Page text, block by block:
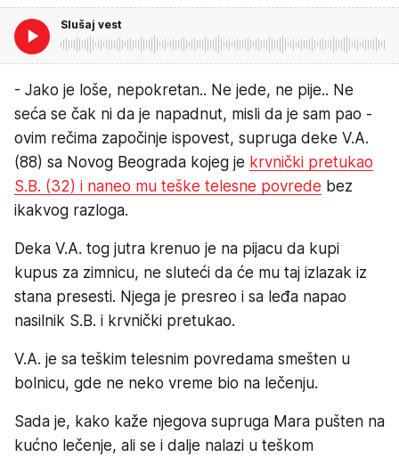
Slušaj vest
- Jako je loše, nepokretan.. Ne jede, ne pije.. Ne
seća se čak ni da je napadnut, misli da je sam pao -
ovim rečima započinje ispovest, supruga deke V.A.
(88) sa Novog Beograda kojeg je krvnički pretukao
S.B. (32) i naneo mu teške telesne povrede bez
ikakvog razloga.
Deka V.A. tog jutra krenuo je na pijacu da kupi
kupus za zimnicu, ne sluteći da će mu taj izlazak iz
stana presesti. Njega je presreo i sa leđa napao
nasilnik S.B. i krvnički pretukao.
V.A. je sa teškim telesnim povredama smešten u
bolnicu, gde ne neko vreme bio na lečenju.
Sada je, kako kaže njegova supruga Mara pušten na
kućno lečenje, ali se i dalje nalazi u teškom